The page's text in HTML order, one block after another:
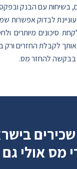
בשיחות עם הבנק
לבדוק אפשרות
סיכונים מיותרים
לקבלת החזרים ורק
להחזר מס.
שכירים
מס אולי